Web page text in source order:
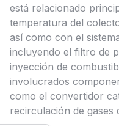
está relacionado
temperatura del
así como con el
incluyendo el filtro de
inyección de
involucrados
como el convertidor
recirculación de gases